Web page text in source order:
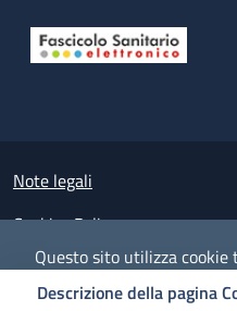
Questo sito utilizza
parti.Proseguendo nella
cookie.
Descrizione della pagina
Small prints
Note legali
Cookies Policy
Policy privacy e protezione